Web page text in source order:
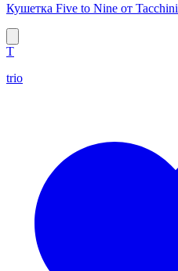
Кушетка Five to Nine от Tacchini
T
trio